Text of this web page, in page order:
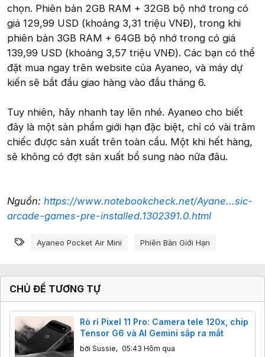
chọn. Phiên bản 2GB RAM + 32GB bộ nhớ trong có
giá 129,99 USD (khoảng 3,31 triệu VNĐ), trong khi
phiên bản 3GB RAM + 64GB bộ nhớ trong có giá
139,99 USD (khoảng 3,57 triệu VNĐ). Các bạn có thể
đặt mua ngay trên website của Ayaneo, và máy dự
kiến sẽ bắt đầu giao hàng vào đầu tháng 6.
Tuy nhiên, hãy nhanh tay lên nhé. Ayaneo cho biết
đây là một sản phẩm giới hạn đặc biệt, chỉ có vài trăm
chiếc được sản xuất trên toàn cầu. Một khi hết hàng,
sẽ không có đợt sản xuất bổ sung nào nữa đâu.
Nguồn: https://www.notebookcheck.net/Ayane...sic-
arcade-games-pre-installed.1302391.0.html
Từ khóa
Ayaneo Pocket Air Mini Phiên Bản Giới Hạn
CHỦ ĐỀ TƯƠNG TỰ
Rò rỉ Pixel 11 Pro: Camera tele 120x, chip
Tensor G6 và AI Gemini sắp ra mắt
bởi Sussie, 05:43 Hôm qua